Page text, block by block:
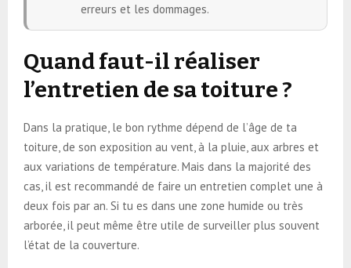
erreurs et les dommages.
Quand faut-il réaliser
l’entretien de sa toiture ?
Dans la pratique, le bon rythme dépend de l’âge de ta
toiture, de son exposition au vent, à la pluie, aux arbres et
aux variations de température. Mais dans la majorité des
cas, il est recommandé de faire un entretien complet une à
deux fois par an. Si tu es dans une zone humide ou très
arborée, il peut même être utile de surveiller plus souvent
l’état de la couverture.